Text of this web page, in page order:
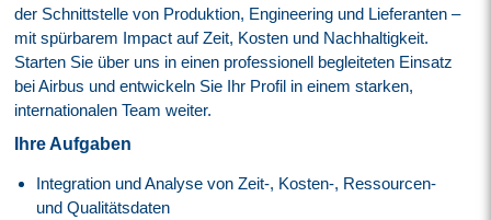
der Schnittstelle von Produktion, Engineering und Lieferanten –
mit spürbarem Impact auf Zeit, Kosten und Nachhaltigkeit.
Starten Sie über uns in einen professionell begleiteten Einsatz
bei Airbus und entwickeln Sie Ihr Profil in einem starken,
internationalen Team weiter.
Ihre Aufgaben
Integration und Analyse von Zeit-, Kosten-, Ressourcen-
und Qualitätsdaten